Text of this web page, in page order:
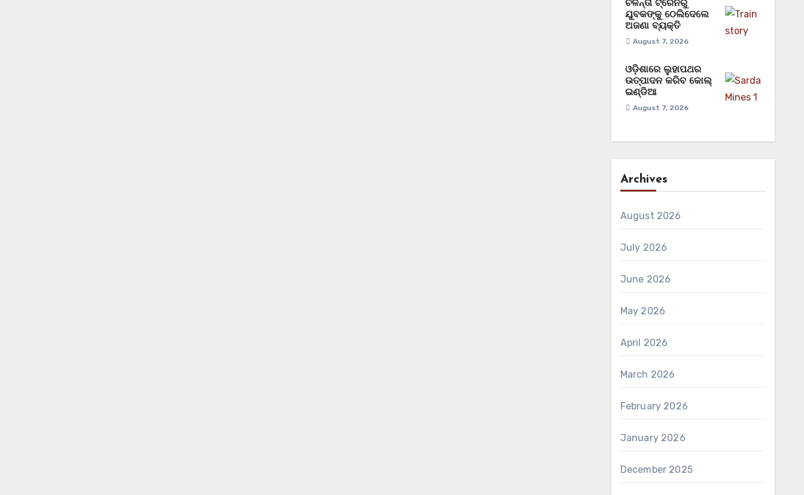
ଚଳନ୍ତା ଟ୍ରେନରୁ
ଯୁବକଙ୍କୁ ଠେଲିଦେଲେ
ଅଜଣା ବ୍ୟକ୍ତି
August 7, 2026
ଓଡ଼ିଶାରେ ଲୁହାପଥର
ଉତ୍ପାଦନ କରିବ କୋଲ୍‌
ଇଣ୍ଡିଆ
August 7, 2026
Archives
August 2026
July 2026
June 2026
May 2026
April 2026
March 2026
February 2026
January 2026
December 2025